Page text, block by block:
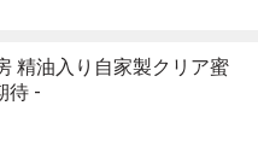
精油入り自家製クリア蜜
待 -